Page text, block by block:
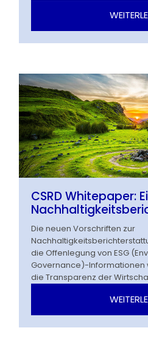
CSRD Whitepaper:
Die neuen Vorschriften zur
die Offenlegung von ESG
Governance)-Informationen
die Transparenz der